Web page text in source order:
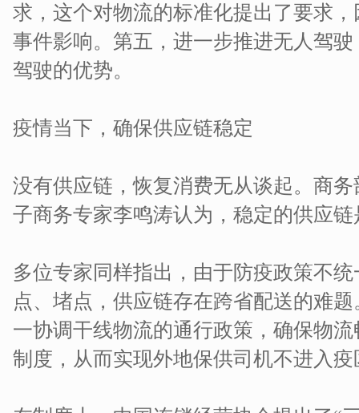
求，这个对物流的标准化提出了要求
事件影响。第五，进一步推进无人驾
驾驶的优势。
疫情当下，确保供应链稳定
没有供应链，恢复消费无从谈起。商
子商务专家李鸣涛认为，稳定的供应
多位专家同样指出，由于防疫政策不
点、堵点，供应链存在跨省配送的难
一协调干线物流的通行政策，确保物
制度，从而实现外地保供司机不进入